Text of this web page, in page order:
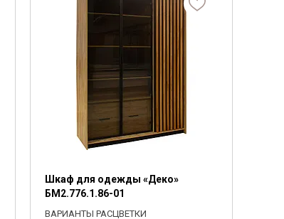
Коллекции
Шкаф для одежды «Деко»
БМ2.776.1.86-01
ВАРИАНТЫ РАСЦВЕТКИ